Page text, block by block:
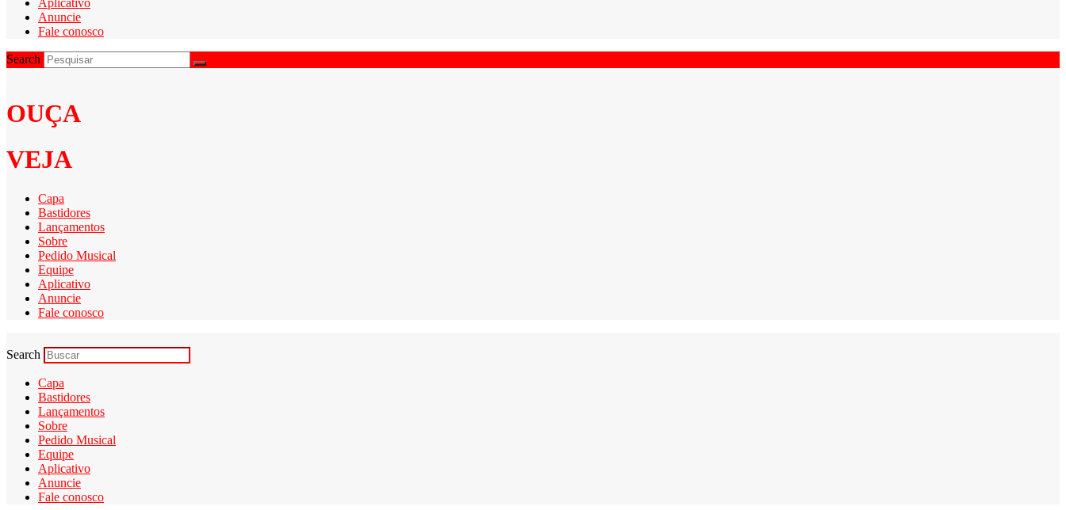
Anuncie
Fale conosco
Search
OUÇA
VEJA
Capa
Bastidores
Lançamentos
Sobre
Pedido Musical
Equipe
Aplicativo
Anuncie
Fale conosco
Search
Capa
Bastidores
Lançamentos
Sobre
Pedido Musical
Equipe
Aplicativo
Anuncie
Fale conosco